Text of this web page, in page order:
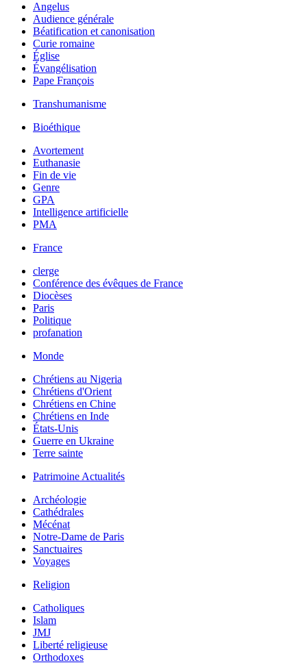
Angelus
Audience générale
Béatification et canonisation
Curie romaine
Église
Évangélisation
Pape François
Transhumanisme
Bioéthique
Avortement
Euthanasie
Fin de vie
Genre
GPA
Intelligence artificielle
PMA
France
clerge
Conférence des évêques de France
Diocèses
Paris
Politique
profanation
Monde
Chrétiens au Nigeria
Chrétiens d'Orient
Chrétiens en Chine
Chrétiens en Inde
États-Unis
Guerre en Ukraine
Terre sainte
Patrimoine Actualités
Archéologie
Cathédrales
Mécénat
Notre-Dame de Paris
Sanctuaires
Voyages
Religion
Catholiques
Islam
JMJ
Liberté religieuse
Orthodoxes